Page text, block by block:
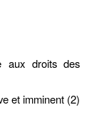
aux droits des
et imminent (2)